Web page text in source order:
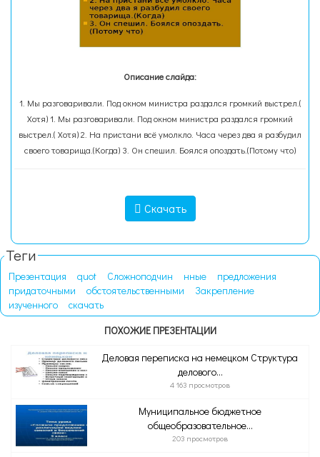
Описание слайда:
1. Мы разговаривали. Под окном министра раздался громкий выстрел.(
Хотя) 1. Мы разговаривали. Под окном министра раздался громкий
выстрел.( Хотя) 2. На пристани всё умолкло. Часа через два я разбудил
своего товарища.(Когда) 3. Он спешил. Боялся опоздать.(Потому что)
Скачать
Теги
Презентация quot Сложноподчин нные
предложения
придаточными
обстоятельственными
Закрепление
изученного
скачать
ПОХОЖИЕ ПРЕЗЕНТАЦИИ
Деловая переписка на немецком Структура
делового...
4 163 просмотров
Муниципальное бюджетное
общеобразовательное...
203 просмотров